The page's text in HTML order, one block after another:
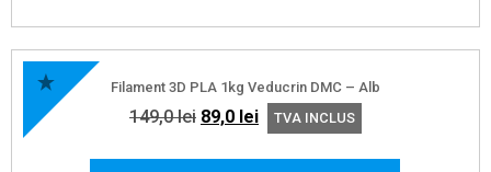
Filament 3D PLA 1kg Veducrin DMC – Alb
149,0lei Prețul
89,0 leiPrețul
curent
TVA INCLUS